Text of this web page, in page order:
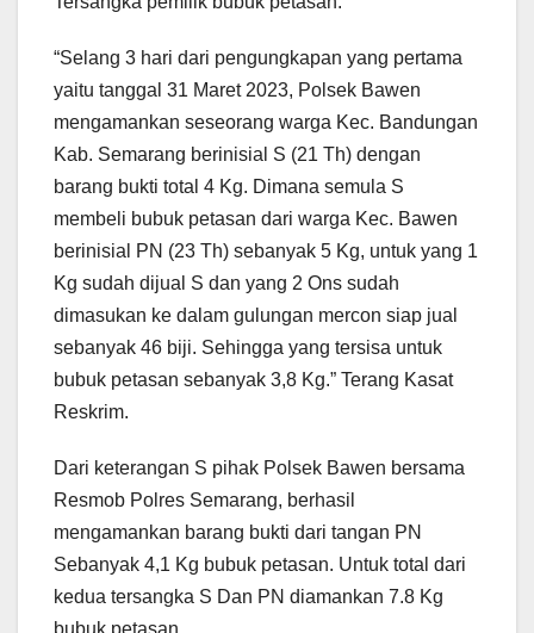
“Selang 3 hari dari pengungkapan yang pertama
yaitu tanggal 31 Maret 2023, Polsek Bawen
mengamankan seseorang warga Kec. Bandungan
Kab. Semarang berinisial S (21 Th) dengan
barang bukti total 4 Kg. Dimana semula S
membeli bubuk petasan dari warga Kec. Bawen
berinisial PN (23 Th) sebanyak 5 Kg, untuk yang 1
Kg sudah dijual S dan yang 2 Ons sudah
dimasukan ke dalam gulungan mercon siap jual
sebanyak 46 biji. Sehingga yang tersisa untuk
bubuk petasan sebanyak 3,8 Kg.” Terang Kasat
Reskrim.
Dari keterangan S pihak Polsek Bawen bersama
Resmob Polres Semarang, berhasil
mengamankan barang bukti dari tangan PN
Sebanyak 4,1 Kg bubuk petasan. Untuk total dari
kedua tersangka S Dan PN diamankan 7.8 Kg